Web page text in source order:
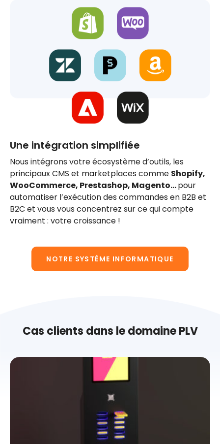
Une intégration simplifiée
Nous intégrons votre écosystème d’outils, les
principaux CMS et marketplaces comme Shopify,
WooCommerce, Prestashop, Magento…pour
automatiser l’exécution des commandes en B2B et
B2C et vous vous concentrez sur ce qui compte
vraiment : votre croissance !
NOTRE SYSTÈME INFORMATIQUE
Cas clients dans le domaine PLV